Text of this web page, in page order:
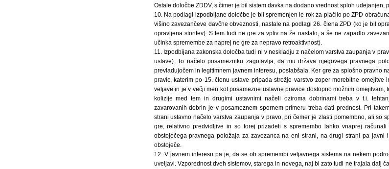
Ostale določbe ZDDV, s čimer je bil sistem davka na dodano vrednost sploh udejanjen,
10. Na podlagi izpodbijane določbe je bil spremenjen le rok za plačilo po ZPD
višino zavezančeve davčne obveznosti, nastale na podlagi 26. člena ZPD (ko je bil
opravljena storitev). S tem tudi ne gre za vpliv na že nastalo, a še ne zapadlo
učinka spremembe za naprej ne gre za nepravo retroaktivnost).
11. Izpodbijana zakonska določba tudi ni v neskladju z načelom varstva zaupanja v
ustave). To načelo posamezniku zagotavlja, da mu država njegovega pravnega
prevladujočem in legitimnem javnem interesu, poslabšala. Ker gre za splošno pravno
pravic, katerim po 15. členu ustave pripada strožje varstvo zoper morebitne omejitve
veljave in je v večji meri kot posamezne ustavne pravice dostopno možnim omejitvam,
kolizije med tem in drugimi ustavnimi načeli oziroma dobrinami treba v t.i.
zavarovanih dobrin je v posameznem spornem primeru treba dati prednost. Pri
strani ustavno načelo varstva zaupanja v pravo, pri čemer je zlasti pomembno, ali so
gre, relativno predvidljive in so torej prizadeti s spremembo lahko vnaprej
obstoječega pravnega položaja za zavezanca na eni strani, na drugi strani pa javni
obstoječe.
12. V javnem interesu pa je, da se ob spremembi veljavnega sistema na nekem
uveljavi. Vzporednost dveh sistemov, starega in novega, naj bi zato tudi ne trajala dalj